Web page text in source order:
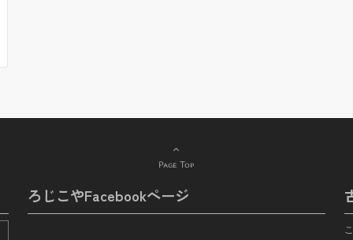
Page Top
ろじこやFacebookページ